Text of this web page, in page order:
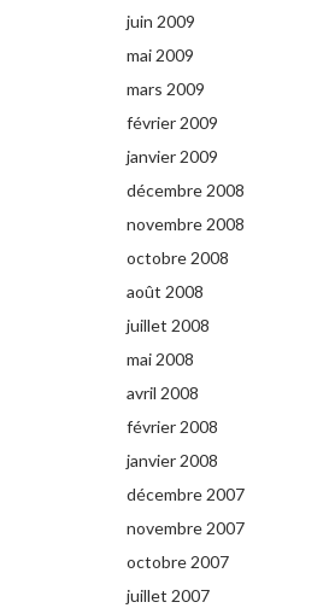
juin 2009
mai 2009
mars 2009
février 2009
janvier 2009
décembre 2008
novembre 2008
octobre 2008
août 2008
juillet 2008
mai 2008
avril 2008
février 2008
janvier 2008
décembre 2007
novembre 2007
octobre 2007
juillet 2007